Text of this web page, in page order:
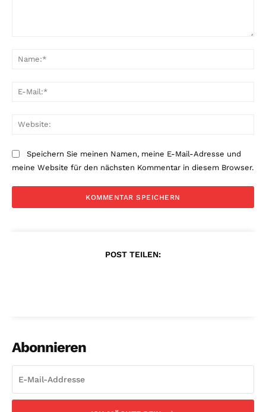
Speichern Sie meinen Namen, meine E-Mail-Adresse und
meine Website für den nächsten Kommentar in diesem Browser.
POST TEILEN:
Abonnieren